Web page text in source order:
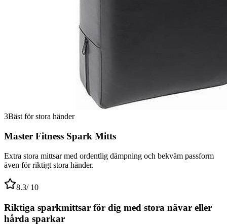
3Bäst för stora händer
Master Fitness Spark Mitts
Extra stora mittsar med ordentlig dämpning och bekväm passform
även för riktigt stora händer.
8.3/ 10
Riktiga sparkmittsar för dig med stora nävar eller
hårda sparkar